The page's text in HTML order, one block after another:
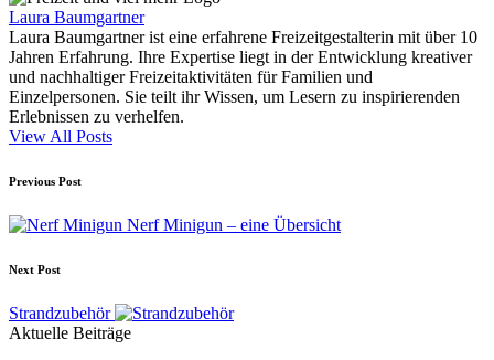
Laura Baumgartner
Laura Baumgartner ist eine erfahrene Freizeitgestalterin mit über 10
Jahren Erfahrung. Ihre Expertise liegt in der Entwicklung kreativer
und nachhaltiger Freizeitaktivitäten für Familien und
Einzelpersonen. Sie teilt ihr Wissen, um Lesern zu inspirierenden
Erlebnissen zu verhelfen.
View All Posts
Post
navigation
Previous Post
Nerf Minigun – eine Übersicht
Next Post
Strandzubehör
Aktuelle Beiträge